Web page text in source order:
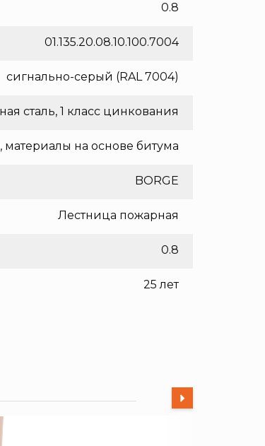
0.8
01.135.20.08.10.100.7004
сигнально-серый (RAL 7004)
сталь, 1 класс цинкования
на основе битума
BORGE
Лестница пожарная
0.8
25 лет